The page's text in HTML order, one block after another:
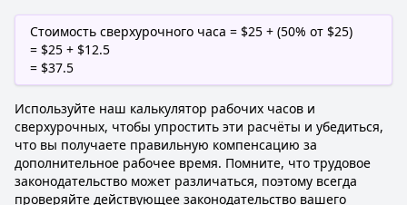
Стоимость сверхурочного часа = $25 + (50% от $25)
= $25 + $12.5
= $37.5
Используйте наш калькулятор рабочих часов и
сверхурочных, чтобы упростить эти расчёты и убедиться,
что вы получаете правильную компенсацию за
дополнительное рабочее время. Помните, что трудовое
законодательство может различаться, поэтому всегда
проверяйте действующее законодательство вашего